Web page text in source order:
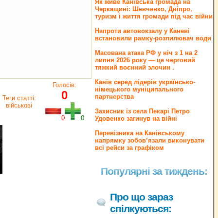
Теги статті:
військові
Голосів:
0
0 0
Як живе Канівська громада на
Черкащині: Шевченко, Дніпро,
туризм і життя громади під час війни
Напроти автовокзалу у Каневі
встановили рамку-розпилювач води
Масована атака РФ у ніч з 1 на 2
липня 2026 року — це черговий
тяжкий воєнний злочин .
Канів серед лідерів українсько-
німецького муніципального
партнерства
Захисник із села Пекарі Петро
Удовенко загинув на війні
Перевізника на Канівському
напрямку зобов’язали виконувати
всі рейси за графіком
Популярні за тиждень:
Про що зараз
спілкуються: